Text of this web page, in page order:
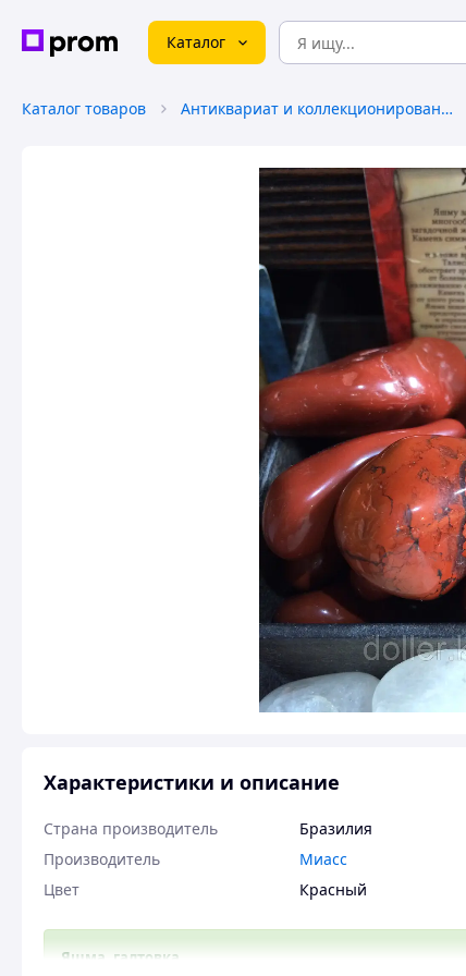
Каталог
Каталог товаров Антиквариат и коллекционирование
Характеристики и описание
Страна производитель
Бразилия
Производитель
Миасс
Цвет
Красный
Яшма, галтовка